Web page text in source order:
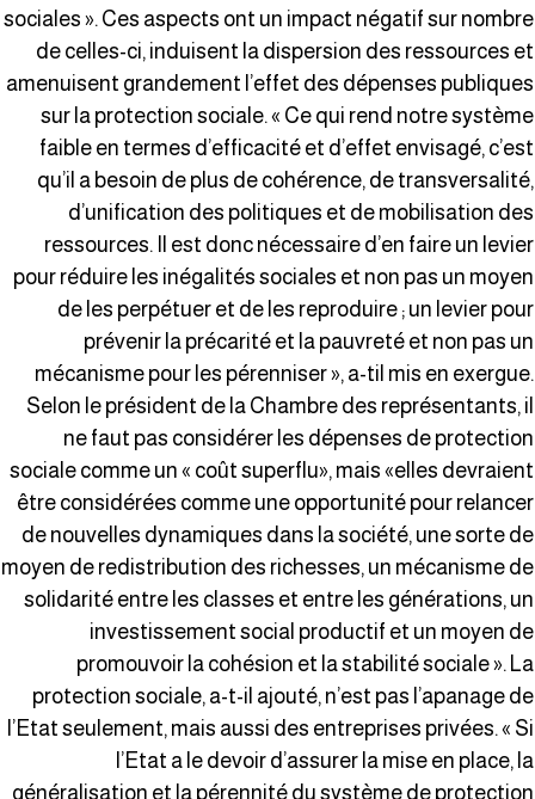
sociales ». Ces aspects ont un impact négatif sur
de celles-ci, induisent la dispersion des ressources
amenuisent grandement l’effet des dépenses
sur la protection sociale. « Ce qui rend notre
faible en termes d’efficacité et d’effet envisagé,
qu’il a besoin de plus de cohérence, de
d’unification des politiques et de mobilisation
ressources. Il est donc nécessaire d’en faire un
pour réduire les inégalités sociales et non pas un
de les perpétuer et de les reproduire ; un levier
prévenir la précarité et la pauvreté et non pas
mécanisme pour les pérenniser », a-til mis en
Selon le président de la Chambre des représentants,
ne faut pas considérer les dépenses de
sociale comme un « coût superflu», mais «elles
être considérées comme une opportunité pour
de nouvelles dynamiques dans la société, une sorte
moyen de redistribution des richesses, un mécanisme
solidarité entre les classes et entre les générations,
investissement social productif et un moyen
promouvoir la cohésion et la stabilité sociale ».
protection sociale, a-t-il ajouté, n’est pas l’apanage
l’Etat seulement, mais aussi des entreprises privées. «
l’Etat a le devoir d’assurer la mise en place,
généralisation et la pérennité du système de